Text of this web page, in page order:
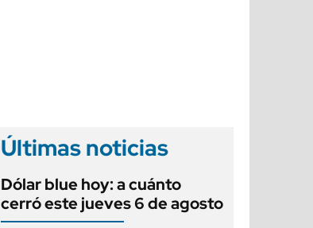
Últimas noticias
Dólar blue hoy: a cuánto
cerró este jueves 6 de agosto